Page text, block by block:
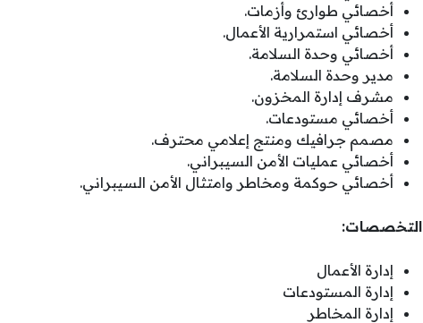
أخصائي طوارئ وأزمات.
أخصائي استمرارية الأعمال.
أخصائي وحدة السلامة.
مدير وحدة السلامة.
مشرف إدارة المخزون.
أخصائي مستودعات.
مصمم جرافيك ومنتج إعلامي محترف.
أخصائي عمليات الأمن السيبراني.
أخصائي حوكمة ومخاطر وامتثال الأمن السيبراني.
التخصصات:
إدارة الأعمال
إدارة المستودعات
إدارة المخاطر